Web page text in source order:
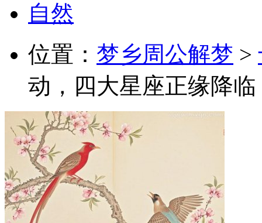
自然
位置： 梦乡周公解梦 >
动，四大星座正缘降